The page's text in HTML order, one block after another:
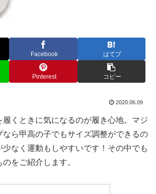
Facebook はてブ
Pinterest コピー
2020.06.09
履くときに気になるのが履き心地。マジ
なら甲高の子でもサイズ調整ができるの
少なく運動もしやすいです！その中でも
をご紹介します。